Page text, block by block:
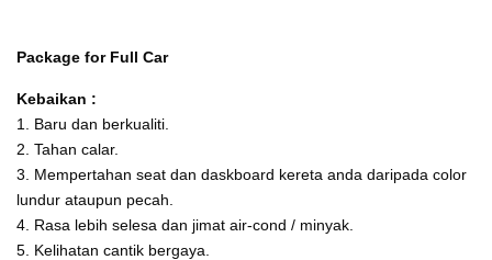
Package for Full Car
Kebaikan :
1. Baru dan berkualiti.
2. Tahan calar.
3. Mempertahan seat dan daskboard kereta anda daripada color
lundur ataupun pecah.
4. Rasa lebih selesa dan jimat air-cond / minyak.
5. Kelihatan cantik bergaya.